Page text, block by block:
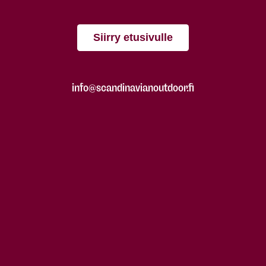
Siirry etusivulle
info@scandinavianoutdoor.fi